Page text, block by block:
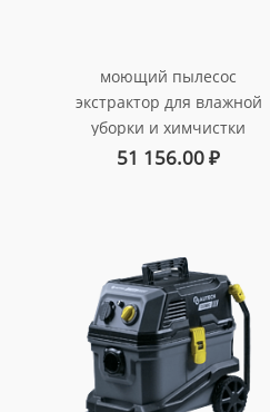
моющий пылесос
экстрактор для влажной
уборки и химчистки
тканевых поверхностей с
51 156.00₽